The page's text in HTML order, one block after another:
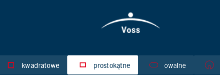
kwadratowe prostokątne owalne